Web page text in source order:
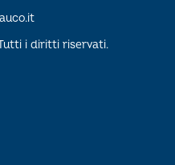
i diritti riservati.